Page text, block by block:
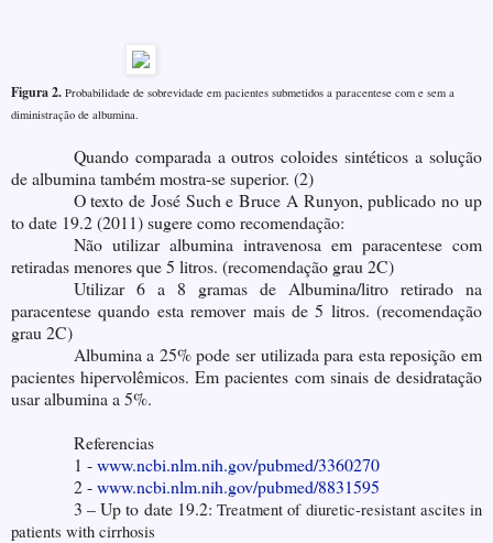
Figura 2. Probabilidade de sobrevidade em pacientes submetidos a paracentese com e sem a
diministração de albumina.
Quando comparada a outros coloides sintéticos a solução
de albumina também mostra-se superior. (2)
O texto de José Such e Bruce A Runyon, publicado no up
to date 19.2 (2011) sugere como recomendação:
Não utilizar albumina intravenosa em paracentese com
retiradas menores que 5 litros. (recomendação grau 2C)
Utilizar 6 a 8 gramas de Albumina/litro retirado na
paracentese quando esta remover mais de 5 litros. (recomendação
grau 2C)
Albumina a 25% pode ser utilizada para esta reposição em
pacientes hipervolêmicos. Em pacientes com sinais de desidratação
usar albumina a 5%.
Referencias
1 -www.ncbi.nlm.nih.gov/pubmed/3360270
2 -www.ncbi.nlm.nih.gov/pubmed/8831595
3 – Up to date 19.2:Treatment of diuretic-resistant ascites in
patients with cirrhosis